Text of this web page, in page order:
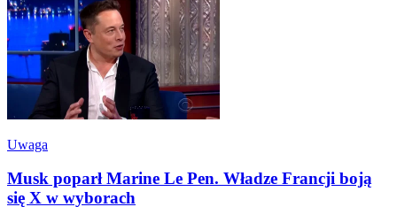
Uwaga
Musk poparł Marine Le Pen. Władze Francji boją
się X w wyborach